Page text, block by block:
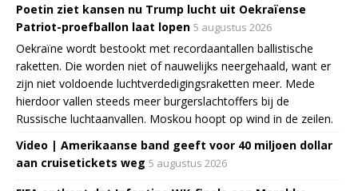
Poetin ziet kansen nu Trump lucht uit Oekraïense
Patriot-proefballon laat lopen 5 augustus 2026
Oekraïne wordt bestookt met recordaantallen ballistische
raketten. Die worden niet of nauwelijks neergehaald, want er
zijn niet voldoende luchtverdedigingsraketten meer. Mede
hierdoor vallen steeds meer burgerslachtoffers bij de
Russische luchtaanvallen. Moskou hoopt op wind in de zeilen.
Video | Amerikaanse band geeft voor 40 miljoen dollar
aan cruisetickets weg 5 augustus 2026